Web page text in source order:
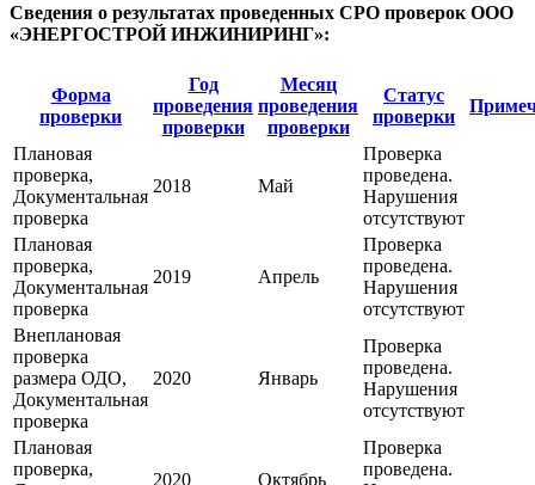
Сведения о результатах проведенных СРО проверок ООО
«ЭНЕРГОСТРОЙ ИНЖИНИРИНГ»:
Форма
проверки
Год
проведения
проверки
Месяц
проведения
проверки
Статус
проверки
Плановая
проверка,
Документальная
проверка
2018 Май
Проверка
проведена.
Нарушения
отсутствуют
Плановая
проверка,
Документальная
проверка
2019 Апрель
Проверка
проведена.
Нарушения
отсутствуют
Внеплановая
проверка
размера ОДО,
Документальная
проверка
2020 Январь
Проверка
проведена.
Нарушения
отсутствуют
Плановая
проверка,
2020 Октябрь
Проверка
проведена.